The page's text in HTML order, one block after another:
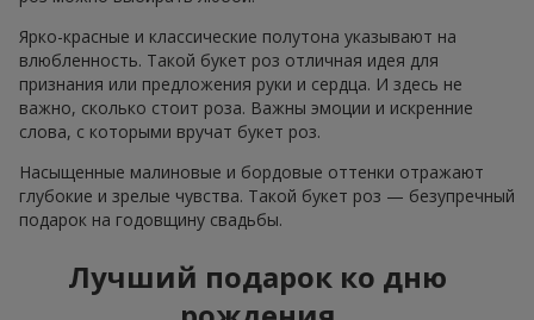
Ярко-красные и классические полутона указывают на
влюбленность. Такой букет роз отличная идея для
признания или предложения руки и сердца. И здесь не
важно, сколько стоит роза. Важны эмоции и искренние
слова, с которыми вручат букет роз.
Насыщенные малиновые и бордовые оттенки отражают
глубокие и зрелые чувства. Такой букет роз — безупречный
подарок на годовщину свадьбы.
Лучший подарок ко дню